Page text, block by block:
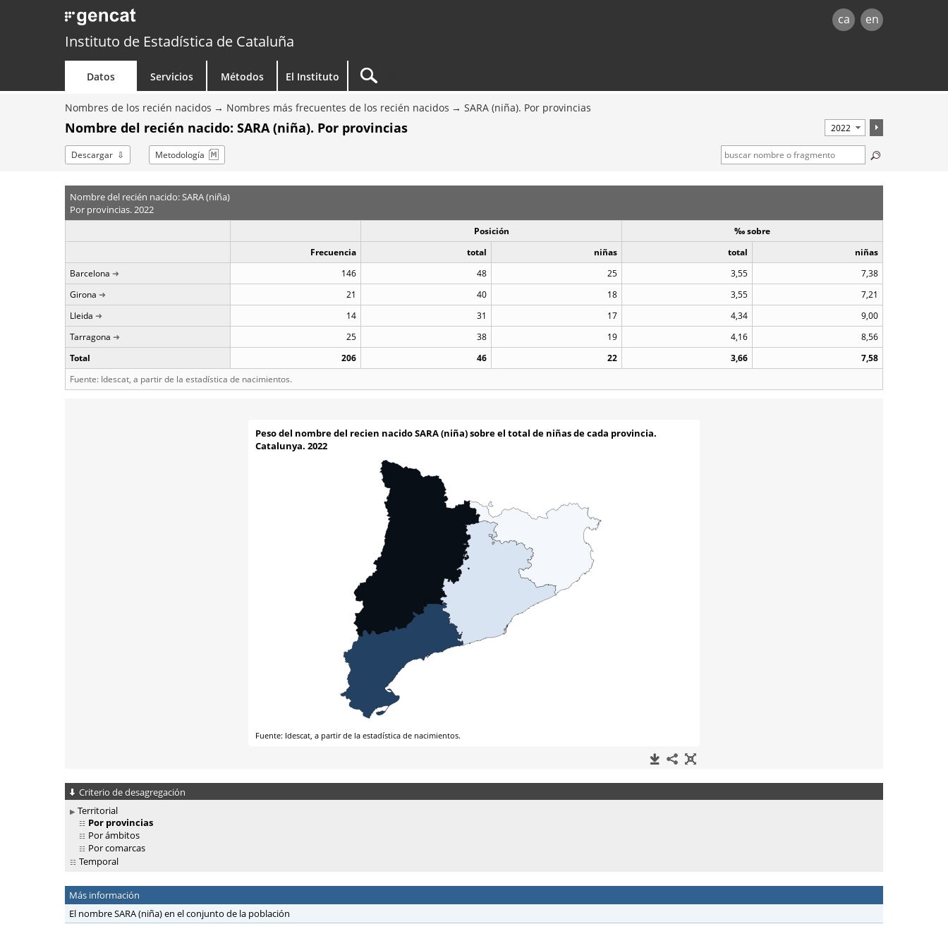
ca en
Instituto de Estadística de Cataluña
Datos Servicios Métodos El Instituto
Nombres de los recién nacidos Nombres más frecuentes de los recién nacidos SARA (niña). Por provincias
Nombre del recién nacido: SARA (niña). Por provincias
Descargar Metodología
Nombre del recién nacido: SARA (niña)
Por provincias. 2022
Posición
‰ sobre
Frecuencia
total niñas total
niñas
Barcelona
146 48 25 3,55
7,38
Girona
21 40 18 3,55
7,21
Lleida
14 31 17 4,34
9,00
Tarragona
25 38 19 4,16
8,56
Total
206 46 22 3,66
7,58
Fuente: Idescat, a partir de la estadística de nacimientos.
Criterio de desagregación
Territorial
Por provincias
Por ámbitos
Por comarcas
Temporal
Más información
El nombre SARA (niña) en el conjunto de la población